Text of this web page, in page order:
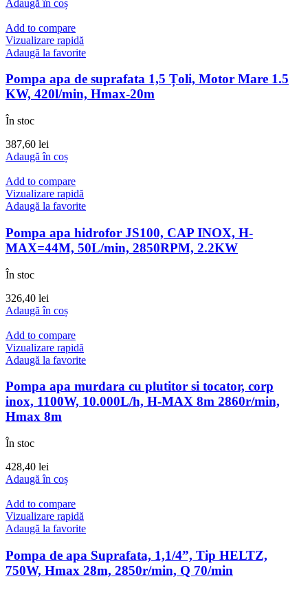
Adaugă în coș
Add to compare
Vizualizare rapidă
Adaugă la favorite
Pompa apa de suprafata 1,5 Țoli, Motor Mare 1.5
KW, 420l/min, Hmax-20m
În stoc
387,60 lei
Adaugă în coș
Add to compare
Vizualizare rapidă
Adaugă la favorite
Pompa apa hidrofor JS100, CAP INOX, H-
MAX=44M, 50L/min, 2850RPM, 2.2KW
În stoc
326,40 lei
Adaugă în coș
Add to compare
Vizualizare rapidă
Adaugă la favorite
Pompa apa murdara cu plutitor si tocator, corp
inox, 1100W, 10.000L/h, H-MAX 8m 2860r/min,
Hmax 8m
În stoc
428,40 lei
Adaugă în coș
Add to compare
Vizualizare rapidă
Adaugă la favorite
Pompa de apa Suprafata, 1,1/4”, Tip HELTZ,
750W, Hmax 28m, 2850r/min, Q 70/min